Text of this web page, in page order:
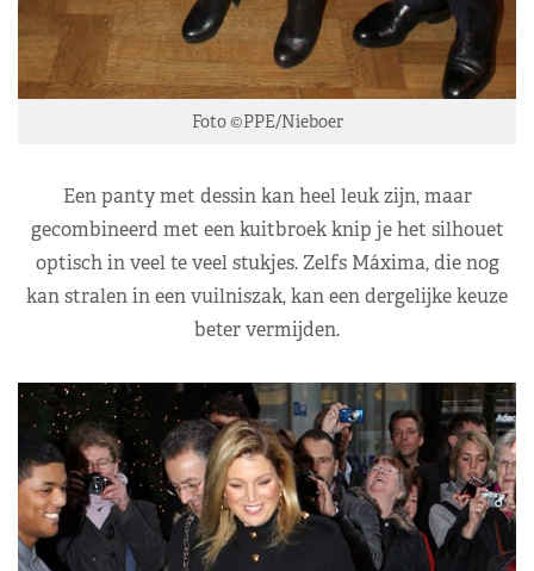
Foto ©PPE/Nieboer
Een panty met dessin kan heel leuk zijn, maar
gecombineerd met een kuitbroek knip je het silhouet
optisch in veel te veel stukjes. Zelfs Máxima, die nog
kan stralen in een vuilniszak, kan een dergelijke keuze
beter vermijden.